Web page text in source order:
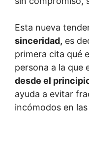
Esta nueva
sinceridad, es
primera cita qué
persona a la que
desde el
ayuda a evitar
incómodos en